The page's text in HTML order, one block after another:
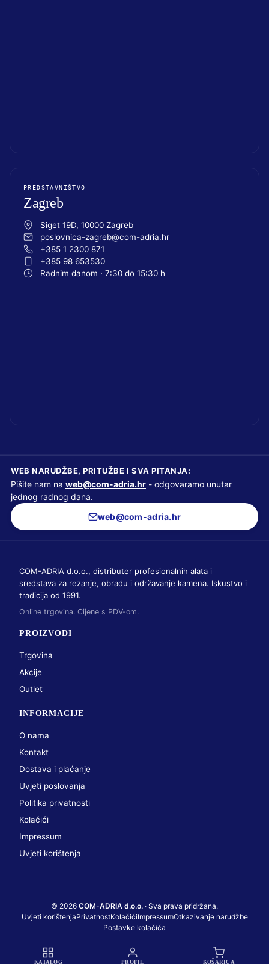
PREDSTAVNIŠTVO
Zagreb
Siget 19D, 10000 Zagreb
poslovnica-zagreb@com-adria.hr
+385 1 2300 871
+385 98 653530
Radnim danom · 7:30 do 15:30 h
WEB NARUDŽBE, PRITUŽBE I SVA PITANJA:
Pišite nam na web@com-adria.hr - odgovaramo unutar
jednog radnog dana.
web@com-adria.hr
COM-ADRIA d.o.o., distributer profesionalnih alata i
sredstava za rezanje, obradu i održavanje kamena. Iskustvo i
tradicija od 1991.
Online trgovina. Cijene s PDV-om.
PROIZVODI
Trgovina
Akcije
Outlet
INFORMACIJE
O nama
Kontakt
Dostava i plaćanje
Uvjeti poslovanja
Politika privatnosti
Kolačići
Impressum
Uvjeti korištenja
© 2026 COM-ADRIA d.o.o. · Sva prava pridržana.
Uvjeti korištenjaPrivatnostKolačićiImpressumOtkazivanje narudžbe
Postavke kolačića
Web dizajn i održavanje KLIKOTEKA d.o.o.
KATALOG PROFIL KOŠARICA